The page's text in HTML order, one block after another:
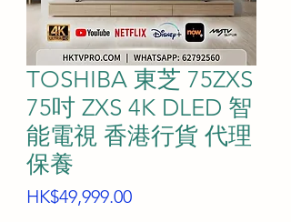
TOSHIBA 東芝 75ZXS
75吋 ZXS 4K DLED 智
能電視 香港行貨 代理
保養
HK$49,999.00Price